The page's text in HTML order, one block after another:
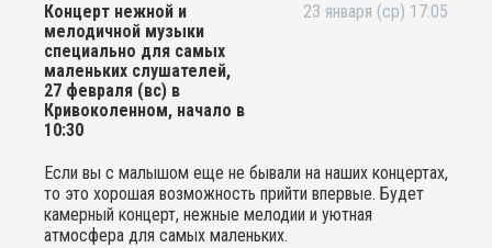
Концерт нежной и
мелодичной музыки
специально для самых
маленьких слушателей,
27 февраля (вс) в
Кривоколенном, начало в
10:30
23 января (ср) 17:05
Если вы с малышом еще не бывали на наших концертах,
то это хорошая возможность прийти впервые. Будет
камерный концерт, нежные мелодии и уютная
атмосфера для самых маленьких.